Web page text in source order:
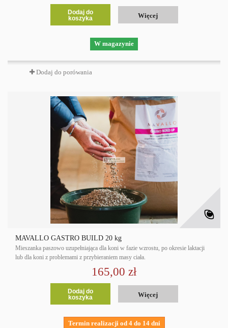
Dodaj do
koszyka
Więcej
W magazynie
Dodaj do porówania
MAVALLO GASTRO BUILD 20 kg
Mieszanka paszowo uzupełniająca dla koni w fazie wzrostu, po okresie laktacji
lub dla koni z problemami z przybieraniem masy ciała.
165,00 zł
Dodaj do
koszyka
Więcej
Termin realizacji od 4 do 14 dni